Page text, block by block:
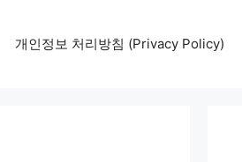
개인정보 처리방침 (Privacy Policy)